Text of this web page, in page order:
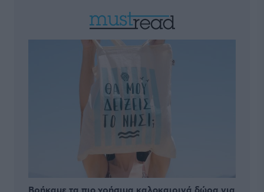
Βρήκαμε τα πιο χρήσιμα καλοκαιρινά δώρα για